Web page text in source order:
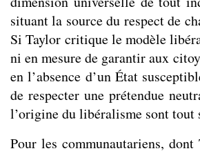
situant la source du respect de
Si Taylor critique le modèle
ni en mesure de garantir aux
en l’absence d’un État
de respecter une prétendue
l’origine du libéralisme sont tout
Pour les communautariens,